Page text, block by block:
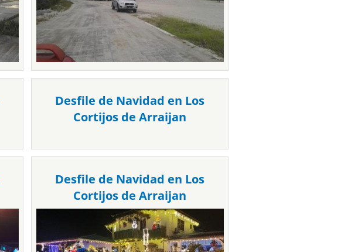
Desfile de Navidad en Los
Cortijos de Arraijan
Desfile de Navidad en Los
Cortijos de Arraijan